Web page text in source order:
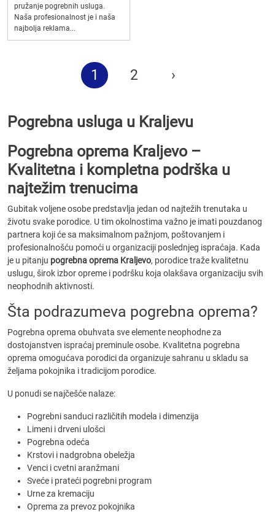
pružanje pogrebnih usluga.
Naša profesionalnost je i naša
najbolja reklama...
1 2 ›
Pogrebna usluga u Kraljevu
Pogrebna oprema Kraljevo –
Kvalitetna i kompletna podrška u
najtežim trenucima
Gubitak voljene osobe predstavlja jedan od najtežih trenutaka u
životu svake porodice. U tim okolnostima važno je imati pouzdanog
partnera koji će sa maksimalnom pažnjom, poštovanjem i
profesionalnošću pomoći u organizaciji poslednjeg ispraćaja. Kada
je u pitanju pogrebna oprema Kraljevo, porodice traže kvalitetnu
uslugu, širok izbor opreme i podršku koja olakšava organizaciju svih
neophodnih aktivnosti.
Šta podrazumeva pogrebna oprema?
Pogrebna oprema obuhvata sve elemente neophodne za
dostojanstven ispraćaj preminule osobe. Kvalitetna pogrebna
oprema omogućava porodici da organizuje sahranu u skladu sa
željama pokojnika i tradicijom porodice.
U ponudi se najčešće nalaze:
Pogrebni sanduci različitih modela i dimenzija
Limeni i drveni ulošci
Pogrebna odeća
Krstovi i nadgrobna obeležja
Venci i cvetni aranžmani
Sveće i prateći pogrebni program
Urne za kremaciju
Oprema za prevoz pokojnika